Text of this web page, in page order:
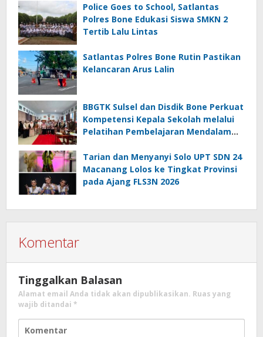
Police Goes to School, Satlantas
Polres Bone Edukasi Siswa SMKN 2
Tertib Lalu Lintas
Satlantas Polres Bone Rutin Pastikan
Kelancaran Arus Lalin
BBGTK Sulsel dan Disdik Bone Perkuat
Kompetensi Kepala Sekolah melalui
Pelatihan Pembelajaran Mendalam
Tarian dan Menyanyi Solo UPT SDN 24
Macanang Lolos ke Tingkat Provinsi
pada Ajang FLS3N 2026
Komentar
Tinggalkan Balasan
Alamat email Anda tidak akan dipublikasikan. Ruas yang
wajib ditandai *